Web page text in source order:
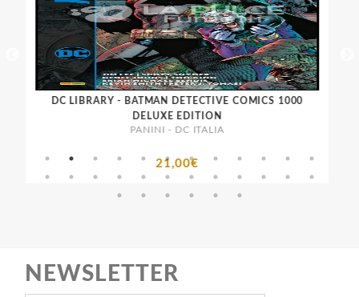
DC LIBRARY - BATMAN DETECTIVE COMICS 1000
DELUXE EDITION
PANINI - DC ITALIA
21,00€
NEWSLETTER